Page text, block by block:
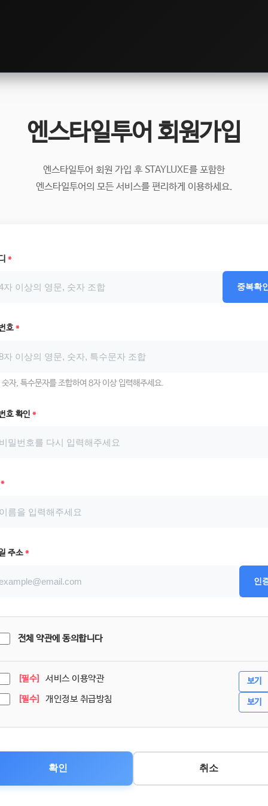
엔스타일투어 회원가입
엔스타일투어 회원 가입 후 STAYLUXE를 포함한
엔스타일투어의 모든 서비스를 편리하게 이용하세요.
*
중복확
호*
자, 특수문자를 조합하여 8자 이상 입력해주세요.
호 확인 *
*
주소*
인
전체 약관에 동의합니다
[필수] 서비스 이용약관
보기
[필수]
개인정보 취급방침 보기
확인 취소